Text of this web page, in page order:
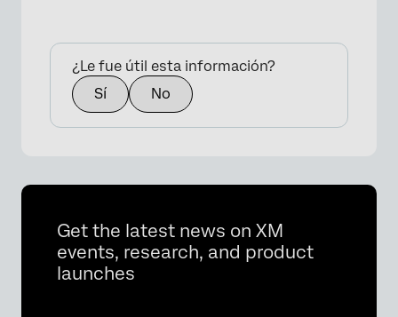
¿Le fue útil esta información?
Sí
No
Get the latest news on XM
events, research, and product
launches